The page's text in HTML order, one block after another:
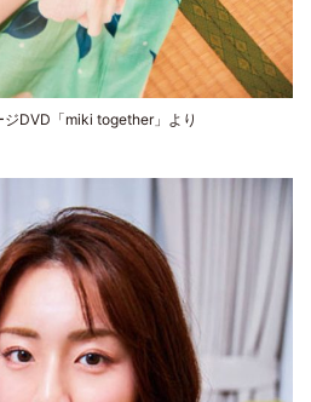
DVD「miki together」より